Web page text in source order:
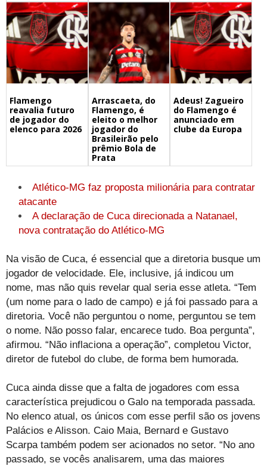
Flamengo
reavalia futuro
de jogador do
elenco para 2026
Arrascaeta, do
Flamengo, é
eleito o melhor
jogador do
Brasileirão pelo
prêmio Bola de
Prata
Adeus! Zagueiro
do Flamengo é
anunciado em
clube da Europa
Atlético-MG faz proposta milionária para contratar
atacante
A declaração de Cuca direcionada a Natanael,
nova contratação do Atlético-MG
Na visão de Cuca, é essencial que a diretoria busque um
jogador de velocidade. Ele, inclusive, já indicou um
nome, mas não quis revelar qual seria esse atleta. “Tem
(um nome para o lado de campo) e já foi passado para a
diretoria. Você não perguntou o nome, perguntou se tem
o nome. Não posso falar, encarece tudo. Boa pergunta”,
afirmou. “Não inflaciona a operação”, completou Victor,
diretor de futebol do clube, de forma bem humorada.
Cuca ainda disse que a falta de jogadores com essa
característica prejudicou o Galo na temporada passada.
No elenco atual, os únicos com esse perfil são os jovens
Palácios e Alisson. Caio Maia, Bernard e Gustavo
Scarpa também podem ser acionados no setor. “No ano
passado, se vocês analisarem, uma das maiores